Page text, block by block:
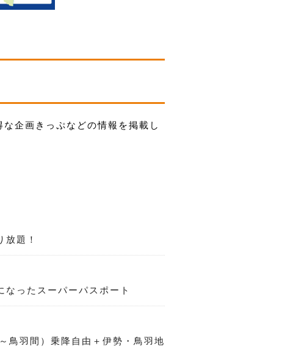
企画きっぷなどの情報を掲載し
題！
ったスーパーパスポート
鳥羽間）乗降自由＋伊勢・鳥羽地